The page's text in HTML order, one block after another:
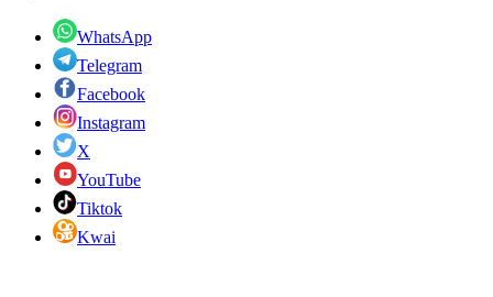
WhatsApp
Telegram
Facebook
Instagram
X
YouTube
Tiktok
Kwai